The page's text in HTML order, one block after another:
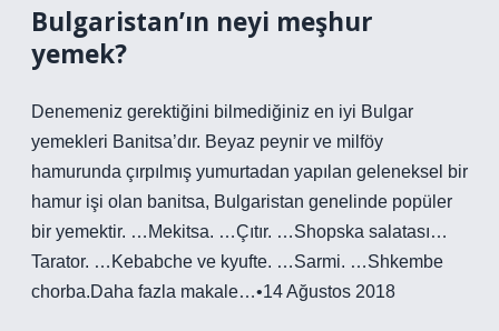
Bulgaristan’ın neyi meşhur
yemek?
Denemeniz gerektiğini bilmediğiniz en iyi Bulgar
yemekleri Banitsa’dır. Beyaz peynir ve milföy
hamurunda çırpılmış yumurtadan yapılan geleneksel bir
hamur işi olan banitsa, Bulgaristan genelinde popüler
bir yemektir. …Mekitsa. …Çıtır. …Shopska salatası…
Tarator. …Kebabche ve kyufte. …Sarmi. …Shkembe
chorba.Daha fazla makale…•14 Ağustos 2018